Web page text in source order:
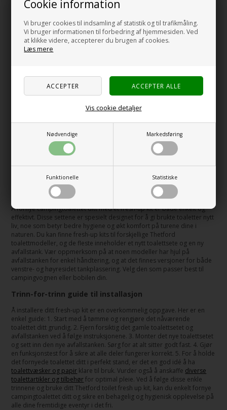
Cookie information
Vi bruger cookies til indsamling af statistik og til trafikmåling.
Vi bruger informationen til forbedring af hjemmesiden. Ved
at klikke videre, accepterer du brugen af cookies.
Læs mere
Nødvendige Markedsføring
Funktionelle Statistiske
Vis cookie detaljer
campingturene dine, uten å bekymre deg for toalettets tilstand.
Hvorfor velge et fresh-up kit?
Et fresh-up kit er en smart investering for enhver campist. Det forlenger
ikke bare levetiden på campingtoalettet ditt, men gjør også rengjøring
campingtur. Du slipper for ubehagelige lukter og kan nyte turen med
ro i sjelen, vel vitende om at toalettet ditt er friskt og hygienisk.
campingtoalettet ditt en makeover. Vanligvis får du et nytt toalettsete
og en ny avfallstank, som er lette å installere. Noen kit-versjoner
kommer til og med med hjul på avfallstanken, slik at du enkelt kan
transportere den. Alle delene i settet samarbeider om å gi toalettet ditt
på de forskjellige alternativene og finn den perfekte løsningen for
campingtoalettet ditt.
Slik fornyer du campingtoalettet ditt
Å fornye campingtoalettet ditt med et fresh-up kit er både enkelt og
effektivt. Disse settene er spesielt designet for å gi brukte toaletter nytt
liv, noe som betyr bedre hygiene og økt komfort på turene dine i
naturen. Du kan finne fresh-up kits til forskjellige Thetford
toalettmodeller, og de fleste inneholder et nytt toalettsete og en ny
avfallstank. Vær oppmerksom på at noen modeller har hjul på
avfallstanken for enkel håndtering, og at det finnes versjoner for både
venstre- og høyresidet tankplassering. Velg den som passer best til
campingvognen eller bobilen din.
Trinn-for-trinn guide til installasjon
Å installere ditt fresh-up kit er en overkommelig oppgave. Her er en
enkel guide: 1. Start med å tømme og rengjøre det nåværende
toalettet ditt grundig. 2. Fjern forsiktig det gamle toalettsetet og
avfallstanken ved å følge instruksjonene. 3. Monter det nye toalettsetet
og sett inn den nye avfallstanken. Sørg for at alt sitter godt fast. 4. Gjør
en funksjonstest for å sikre at alle deler fungerer korrekt. 5. For å holde
det fornyede toalettet ditt i perfekt stand, er det en god idé å ha
toalettvæsker og papir klare til bruk. Vurder også å anskaffe diverse
toalettartikler og tilbehørfor optimal pleie. Ved å følge disse enkle
trinnene og bruke ditt Thetford toilet fresh up kit, kan du enkelt fornye
campingtoalettet ditt og sikre en behagelig og hygienisk opplevelse på
alle dine fremtidige eventyr i det fri.